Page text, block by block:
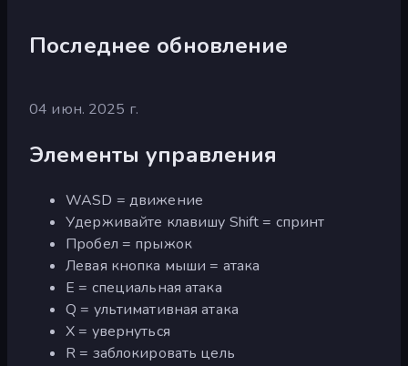
Последнее обновление
04 июн. 2025 г.
Элементы управления
WASD = движение
Удерживайте клавишу Shift = спринт
Пробел = прыжок
Левая кнопка мыши = атака
E = специальная атака
Q = ультимативная атака
X = увернуться
R = заблокировать цель